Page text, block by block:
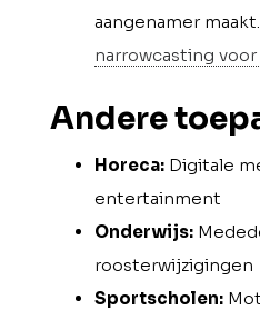
aangenamer maakt.
narrowcasting
Andere
Horeca:Digitale
entertainment
Onderwijs:
roosterwijzigingen
Sportscholen: